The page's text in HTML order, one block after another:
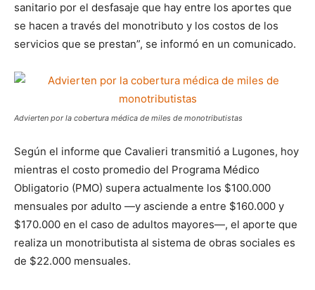
sanitario por el desfasaje que hay entre los aportes que
se hacen a través del monotributo y los costos de los
servicios que se prestan”, se informó en un comunicado.
Advierten por la cobertura médica de miles de monotributistas
Según el informe que Cavalieri transmitió a Lugones, hoy
mientras el costo promedio del Programa Médico
Obligatorio (PMO) supera actualmente los $100.000
mensuales por adulto —y asciende a entre $160.000 y
$170.000 en el caso de adultos mayores—, el aporte que
realiza un monotributista al sistema de obras sociales es
de $22.000 mensuales.